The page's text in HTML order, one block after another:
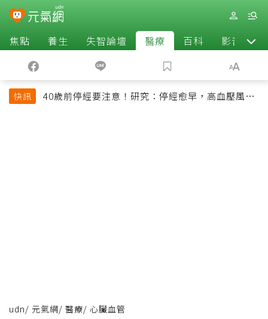
焦點 養生 失智論壇 醫療 百科 影音
快訊
40歲前停經要注意！研究：停經愈早，高血壓風險
udn/ 元氣網/ 醫療/ 心臟血管